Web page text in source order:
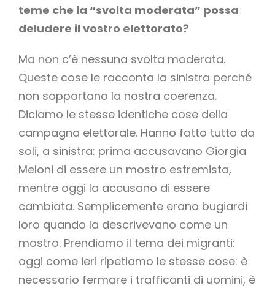
teme che la “svolta moderata” possa
deludere il vostro elettorato?
Ma non c’è nessuna svolta moderata.
Queste cose le racconta la sinistra perché
non sopportano la nostra coerenza.
Diciamo le stesse identiche cose della
campagna elettorale. Hanno fatto tutto da
soli, a sinistra: prima accusavano Giorgia
Meloni di essere un mostro estremista,
mentre oggi la accusano di essere
cambiata. Semplicemente erano bugiardi
loro quando la descrivevano come un
mostro. Prendiamo il tema dei migranti:
oggi come ieri ripetiamo le stesse cose: è
necessario fermare i trafficanti di uomini, è